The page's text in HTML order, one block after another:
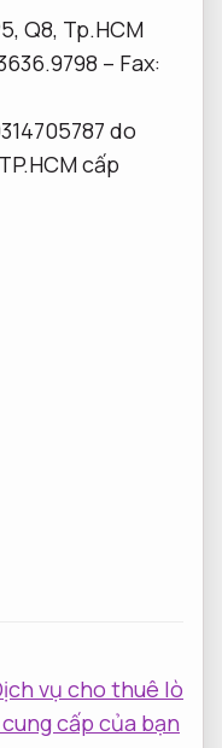
Q8, Tp.HCM
– Fax:
do
cấp
vụ cho thuê lò
cấp của bạn